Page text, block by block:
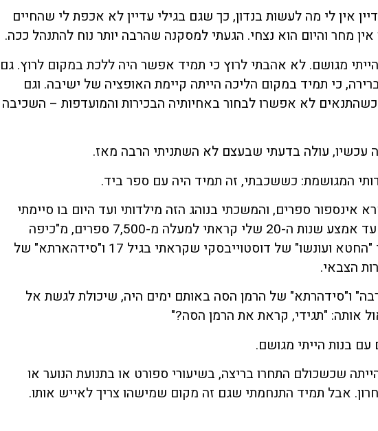
אין לי מה לעשות בנדון, כך שגם בגילי עדיין לא אכפת לי שהחיים
אין מחר והיום הוא נצחי. הגעתי למסקנה שהרבה יותר נוח להתנהל ככה.
מגושם. לא אהבתי לרוץ כי תמיד אפשר היה ללכת במקום לרוץ. גם
כי תמיד במקום הליכה הייתה קיימת האופציה של ישיבה. וגם
לא אפשרו לבחור באחיותיה הבכירות והמועדפות – השכיבה
עכשיו, עולה בדעתי שבעצם לא השתניתי הרבה מאז.
המגושמת: כששכבתי, זה תמיד היה עם ספר ביד.
אינספור ספרים, והמשכתי בנוהג הזה מילדותי ועד היום בו סיימתי
את השירות הצבאי. אני מניח שעד אמצע שנות ה-20 שלי קראתי למעלה מ-7,500 ספרים, מ"כיפה
אדומה" ו"גד ואפונת הפלא" ועד "החטא ועונשו" של דוסטוייבסקי שקראתי בגיל 17 ו"סידהארתא" של
הצבאי.
ו"סידהרתא" של הרמן הסה באותם ימים היה, שיכולת לגשת אל
אותה: "תגידי, קראת את הרמן הסה?"
בנות הייתי מגושם.
שכשכולם התחרו בריצה, בשיעורי ספורט או בתנועת הנוער או
אבל תמיד התנחמתי שגם זה מקום שמישהו צריך לאייש אותו.